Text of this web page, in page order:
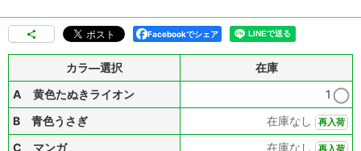
Facebookでシェア
カラ―選択
在庫
A 黄色たぬきライオン
1
B 青色うさぎ
在庫なし 再入荷
C マンガ 在庫なし